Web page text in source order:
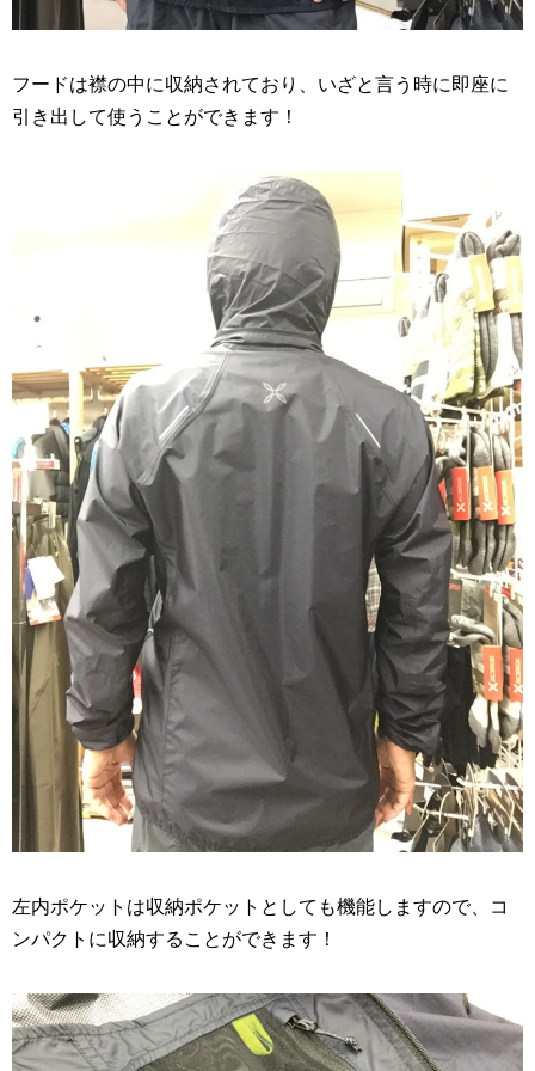
フードは襟の中に収納されており、いざと言う時に即座に
引き出して使うことができます！
左内ポケットは収納ポケットとしても機能しますので、コ
ンパクトに収納することができます！